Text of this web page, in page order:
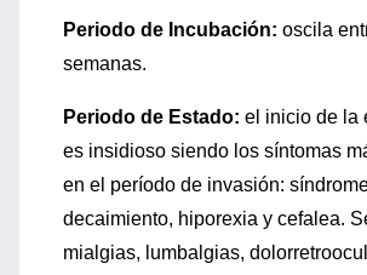
Periodo de Incubación: oscila
semanas.
Periodo de Estado: el inicio de la
es insidioso siendo los síntomas
en el período de invasión:
decaimiento, hiporexia y cefalea.
mialgias, lumbalgias,